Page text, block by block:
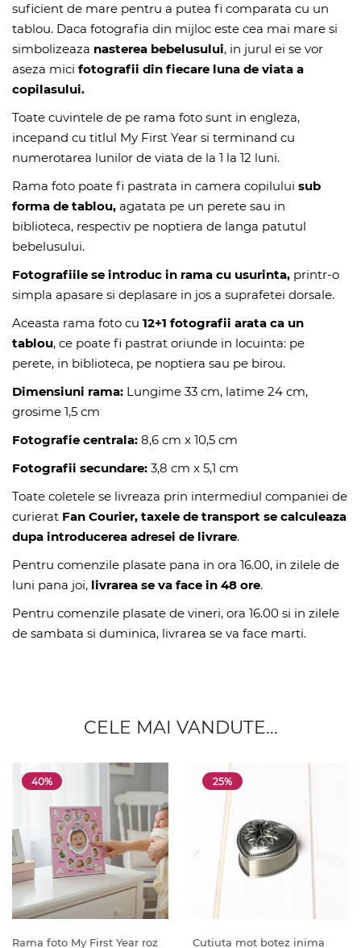
suficient de mare pentru a putea fi comparata cu un
tablou. Daca fotografia din mijloc este cea mai mare si
simbolizeaza nasterea bebelusului, in jurul ei se vor
aseza mici fotografii din fiecare luna de viata a
copilasului.
Toate cuvintele de pe rama foto sunt in engleza,
incepand cu titlul My First Year si terminand cu
numerotarea lunilor de viata de la 1 la 12 luni.
Rama foto poate fi pastrata in camera copilului sub
forma de tablou, agatata pe un perete sau in
biblioteca, respectiv pe noptiera de langa patutul
bebelusului.
Fotografiile se introduc in rama cu usurinta, printr-o
simpla apasare si deplasare in jos a suprafetei dorsale.
Aceasta rama foto cu 12+1 fotografii arata ca un
tablou, ce poate fi pastrat oriunde in locuinta: pe
perete, in biblioteca, pe noptiera sau pe birou.
Dimensiuni rama: Lungime 33 cm, latime 24 cm,
grosime 1,5 cm
Fotografie centrala: 8,6 cm x 10,5 cm
Fotografii secundare: 3,8 cm x 5,1 cm
Toate coletele se livreaza prin intermediul companiei de
curierat Fan Courier, taxele de transport se calculeaza
dupa introducerea adresei de livrare.
Pentru comenzile plasate pana in ora 16.00, in zilele de
luni pana joi, livrarea se va face in 48 ore.
Pentru comenzile plasate de vineri, ora 16.00 si in zilele
de sambata si duminica, livrarea se va face marti.
CELE MAI VANDUTE...
40%
Rama foto My First Year roz
25%
Cutiuta mot botez inima